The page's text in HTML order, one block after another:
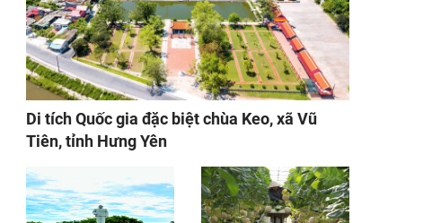
Di tích Quốc gia đặc biệt chùa Keo, xã Vũ
Tiên, tỉnh Hưng Yên